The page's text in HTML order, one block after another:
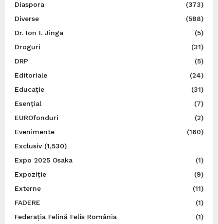
Diaspora
(373)
Diverse
(588)
Dr. Ion I. Jinga
(5)
Droguri
(31)
DRP
(5)
Editoriale
(24)
Educație
(31)
Esențial
(7)
EUROfonduri
(2)
Evenimente
(160)
Exclusiv(1,530)
Expo 2025 Osaka
(1)
Expoziție
(9)
Externe
(11)
FADERE
(1)
Federația Felină Felis România
(1)